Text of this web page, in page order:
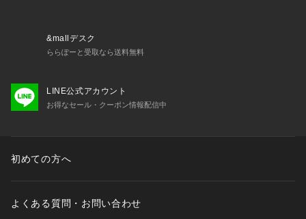
ボタン:シングル3つボタン/中1つ掛け
ベント:フックベント
両内ポケット
&mallデスク
ららぽーと受取なら送料無料
LINE公式アカウント
お得なセール・クーポン情報配信中
初めての方へ
よくある質問・お問い合わせ